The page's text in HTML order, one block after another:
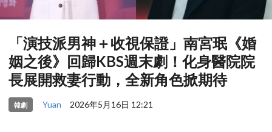
「演技派男神＋收視保證」南宮珉《婚
姻之後》回歸KBS週末劇！化身醫院院
長展開救妻行動，全新角色掀期待
韓劇 Yuan 2026年5月16日 12:21